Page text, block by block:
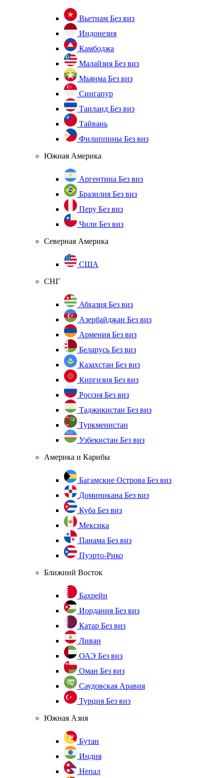
Вьетнам Без виз
Индонезия
Камбоджа
Малайзия Без виз
Мьянма Без виз
Сингапур
Таиланд Без виз
Тайвань
Филиппины Без виз
Южная Америка
Аргентина Без виз
Бразилия Без виз
Перу Без виз
Чили Без виз
Северная Америка
США
СНГ
Абхазия Без виз
Азербайджан Без виз
Армения Без виз
Беларусь Без виз
Казахстан Без виз
Киргизия Без виз
Россия Без виз
Таджикистан Без виз
Туркменистан
Узбекистан Без виз
Америка и Карибы
Багамские Острова Без виз
Доминикана Без виз
Куба Без виз
Мексика
Панама Без виз
Пуэрто-Рико
Ближний Восток
Бахрейн
Иордания Без виз
Катар Без виз
Ливан
ОАЭ Без виз
Оман Без виз
Саудовская Аравия
Турция Без виз
Южная Азия
Бутан
Индия
Непал